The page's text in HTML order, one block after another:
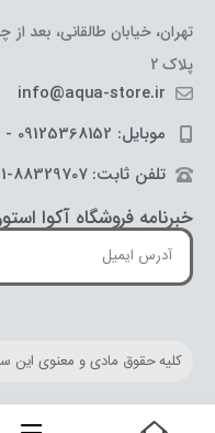
تهران، خیابان طالقانی، بعد
پلاک 2
info@aqua-store.ir
موبایل: 09125368152 - افراسیابی
تلفن ثابت: 88329707-021 , 88329709-021
خبرنامه فروشگاه آکوا
کلیه حقوق مادی و معنوی این